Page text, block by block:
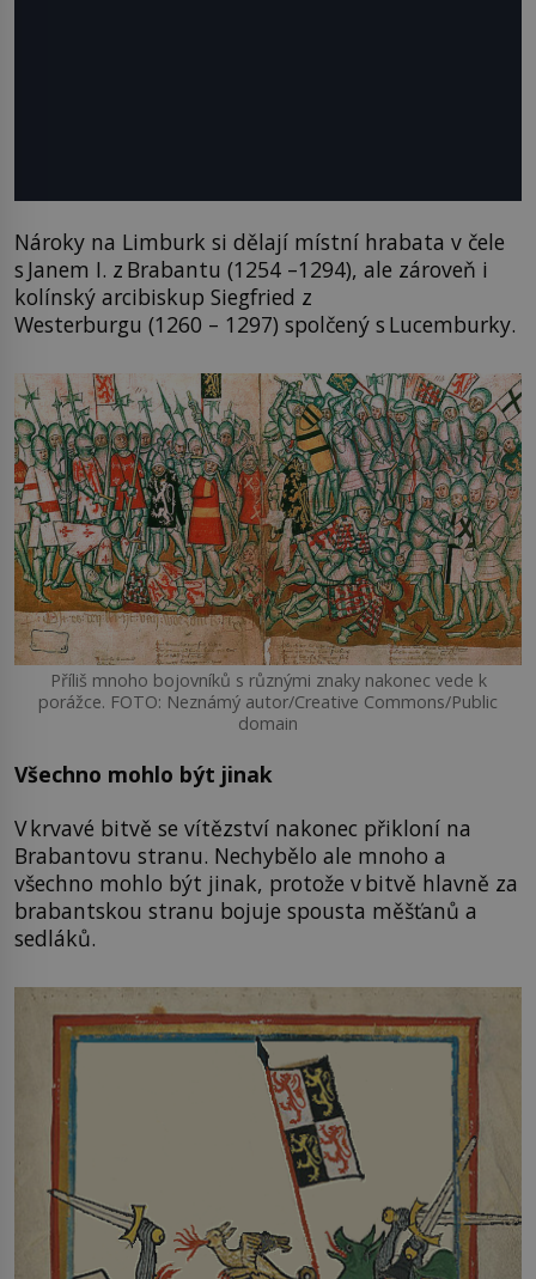
Nároky na Limburk si dělají místní hrabata v čele
s Janem I. z Brabantu (1254 –1294), ale zároveň i
kolínský arcibiskup Siegfried z
Westerburgu (1260 – 1297) spolčený s Lucemburky.
Příliš mnoho bojovníků s různými znaky nakonec vede k
porážce. FOTO: Neznámý autor/Creative Commons/Public
domain
Všechno mohlo být jinak
V krvavé bitvě se vítězství nakonec přikloní na
Brabantovu stranu. Nechybělo ale mnoho a
všechno mohlo být jinak, protože v bitvě hlavně za
brabantskou stranu bojuje spousta měšťanů a
sedláků.